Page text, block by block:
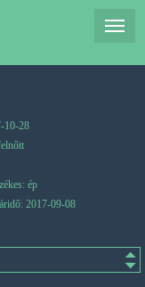
10-28
ép
2017-09-08